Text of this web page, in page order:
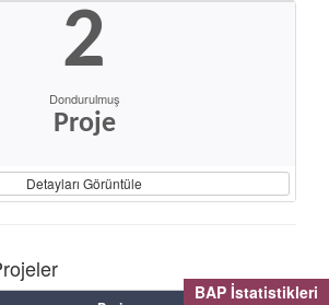
BAP İstatistikleri
2
Dondurulmuş
Proje
Detayları Görüntüle